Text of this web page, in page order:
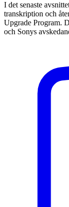
I det senaste
transkription och
Upgrade Program.
och Sonys